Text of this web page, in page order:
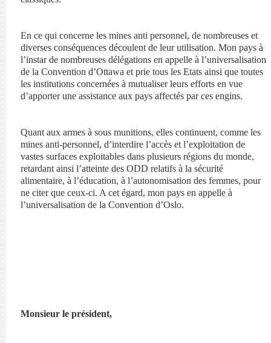
En ce qui concerne les mines anti personnel, de nombreuses et
diverses conséquences découlent de leur utilisation. Mon pays à
l’instar de nombreuses délégations en appelle à l’universalisation
de la Convention d’Ottawa et prie tous les Etats ainsi que toutes
les institutions concernées à mutualiser leurs efforts en vue
d’apporter une assistance aux pays affectés par ces engins.
Quant aux armes à sous munitions, elles continuent, comme les
mines anti-personnel, d’interdire l’accès et l’exploitation de
vastes surfaces exploitables dans plusieurs régions du monde,
retardant ainsi l’atteinte des ODD relatifs à la sécurité
alimentaire, à l’éducation, à l’autonomisation des femmes, pour
ne citer que ceux-ci. A cet égard, mon pays en appelle à
l’universalisation de la Convention d’Oslo.
Monsieur le président,